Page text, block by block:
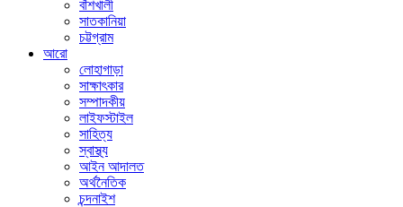
বাঁশখালী
সাতকানিয়া
চট্টগ্রাম
আরো
লোহাগাড়া
সাক্ষাৎকার
সম্পাদকীয়
লাইফস্টাইল
সাহিত্য
স্বাস্থ্য
আইন আদালত
অর্থনৈতিক
চন্দনাইশ